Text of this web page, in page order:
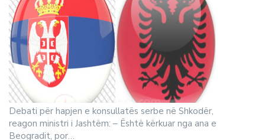
Debati për hapjen e konsullatës serbe në Shkodër,
reagon ministri i Jashtëm: – Është kërkuar nga ana e
Beogradit, por…